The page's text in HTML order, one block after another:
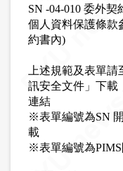
SN -04-010 委外
個人資料保護條款
約書內)
上述規範及表單
訊安全文件」下載
連結
※表單編號為SN
載
※表單編號為